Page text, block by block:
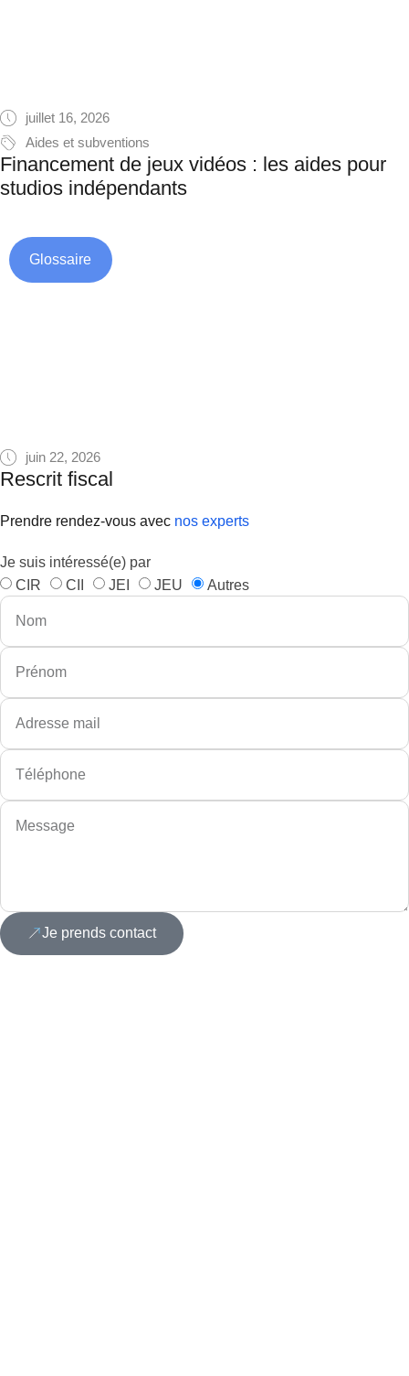
juillet 16, 2026
Aides et subventions
Financement de jeux vidéos : les aides pour
studios indépendants
Glossaire
juin 22, 2026
Rescrit fiscal
Prendre rendez-vous avec nos experts
Je suis intéressé(e) par
CIR
CII JEI JEU Autres
Je prends contact